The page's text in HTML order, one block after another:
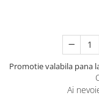
Promotie valabila pana
Ai